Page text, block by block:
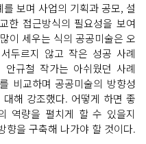
보며 사업의 기획과 공모, 설
한 접근방식의 필요성을 보여
이 세우는 식의 공공미술은 오
두르지 않고 작은 성공 사례
규철 작가는 아쉬웠던 사례
비교하며 공공미술의 방향성
해 강조했다. 어떻게 하면 좋
역량을 펼치게 할 수 있을지
향을 구축해 나가야 할 것이다.